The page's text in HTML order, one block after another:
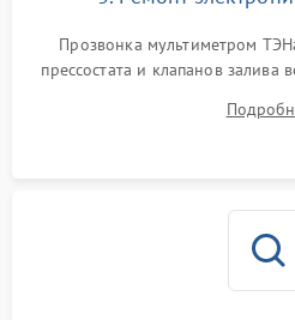
Прозвонка мультиметром
прессостата и клапанов
Восстановление